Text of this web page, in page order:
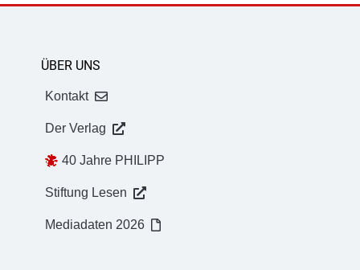
ÜBER UNS
Kontakt
Der Verlag
40 Jahre PHILIPP
Stiftung Lesen
Mediadaten 2026